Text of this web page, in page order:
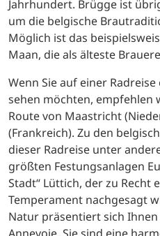
Jahrhundert. Brügge ist
um die belgische
Möglich ist das
Maan, die als älteste
Wenn Sie auf einer
sehen möchten, empfehlen
Route von Maastricht
(Frankreich). Zu den
dieser Radreise unter
größten Festungsanlagen
Stadt“ Lüttich, der zu Recht
Temperament nachgesagt
Natur präsentiert sich